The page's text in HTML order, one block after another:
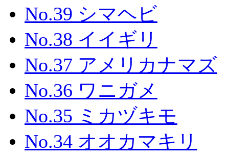
No.39 シマヘビ
No.38 イイギリ
No.37 アメリカナマズ
No.36 ワニガメ
No.35 ミカヅキモ
No.34 オオカマキリ